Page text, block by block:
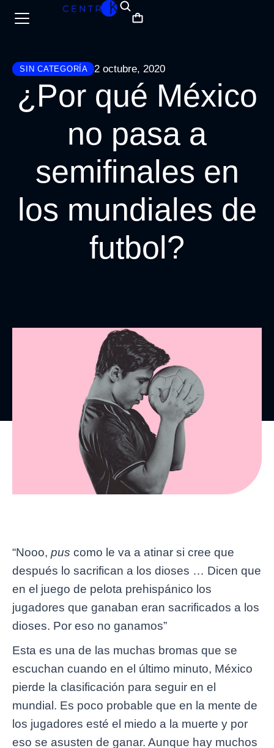
SIN CATEGORÍ­A 2 octubre, 2020
¿Por qué México
no pasa a
semifinales en
los mundiales de
futbol?
“Nooo, pus como le va a atinar si cree que
después lo sacrifican a los dioses … Dicen que
en el juego de pelota prehispánico los
jugadores que ganaban eran sacrificados a los
dioses. Por eso no ganamos”
Esta es una de las muchas bromas que se
escuchan cuando en el último minuto, México
pierde la clasificación para seguir en el
mundial. Es poco probable que en la mente de
los jugadores esté el miedo a la muerte y por
eso se asusten de ganar. Aunque hay muchos